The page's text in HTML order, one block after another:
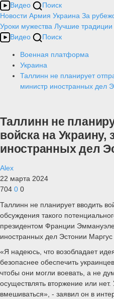
Видео
Поиск
Новости Армия Украина За
Уроки мужества Лучшие
Видео
Поиск
Военная платформа
Украина
Таллинн не планирует
министр иностранных дел
Таллинн не
войска на Украину,
иностранных дел
Alex
22 марта 2024
704 0 0
Таллинн не планирует вводить
обсуждения такого
президентом Франции
иностранных дел Эстонии Маргус
«Я надеюсь, что возобладает
безопаснее обеспечить
чтобы они могли воевать, а не
осуществлять вторжение или
вмешиваться», - заявил он в